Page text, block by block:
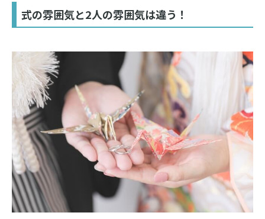
式の雰囲気と2人の雰囲気は違う！